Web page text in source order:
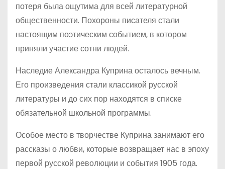
потеря была ощутима для всей литературной
общественности. Похороны писателя стали
настоящим поэтическим событием, в котором
приняли участие сотни людей.
Наследие Александра Куприна осталось вечным.
Его произведения стали классикой русской
литературы и до сих пор находятся в списке
обязательной школьной программы.
Особое место в творчестве Куприна занимают его
рассказы о любви, которые возвращает нас в эпоху
первой русской революции и события 1905 года.